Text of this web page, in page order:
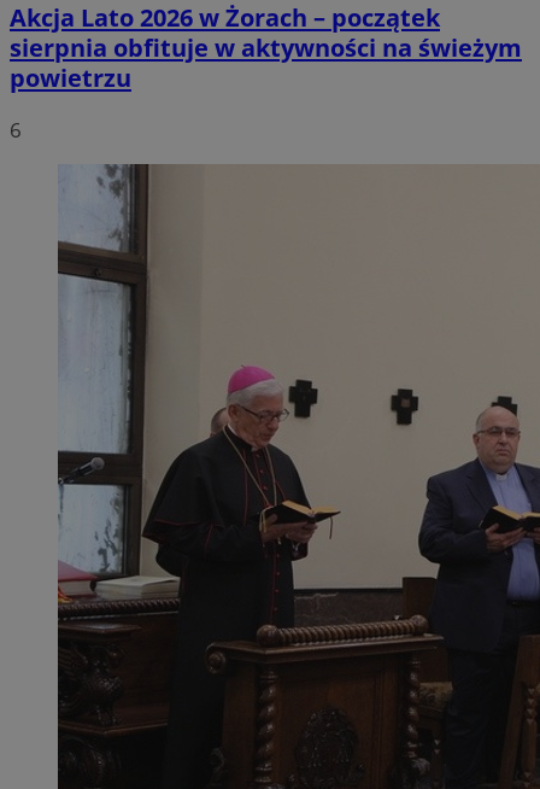
Akcja Lato 2026 w Żorach – początek
sierpnia obfituje w aktywności na świeżym
powietrzu
6